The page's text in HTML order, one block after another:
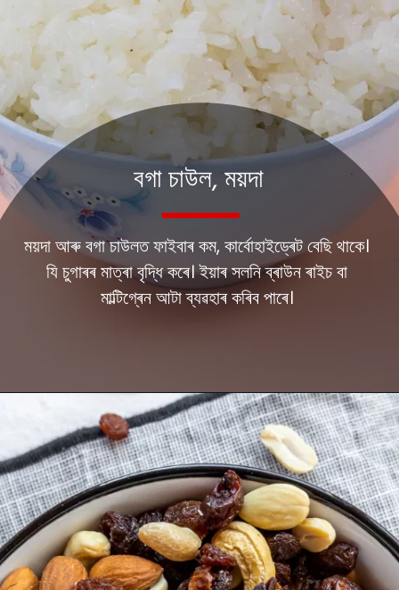
ময়দা আৰু বগা চাউলত ফাইবাৰ কম, কাৰ্বোহাইড্ৰেট বেছি থাকে।
যি চুগাৰৰ মাত্ৰা বৃদ্ধি কৰে। ইয়াৰ সলনি ব্ৰাউন ৰাইচ বা
মাল্টিগ্ৰেন আটা ব্যৱহাৰ কৰিব পাৰে।
বগা চাউল, ময়দা